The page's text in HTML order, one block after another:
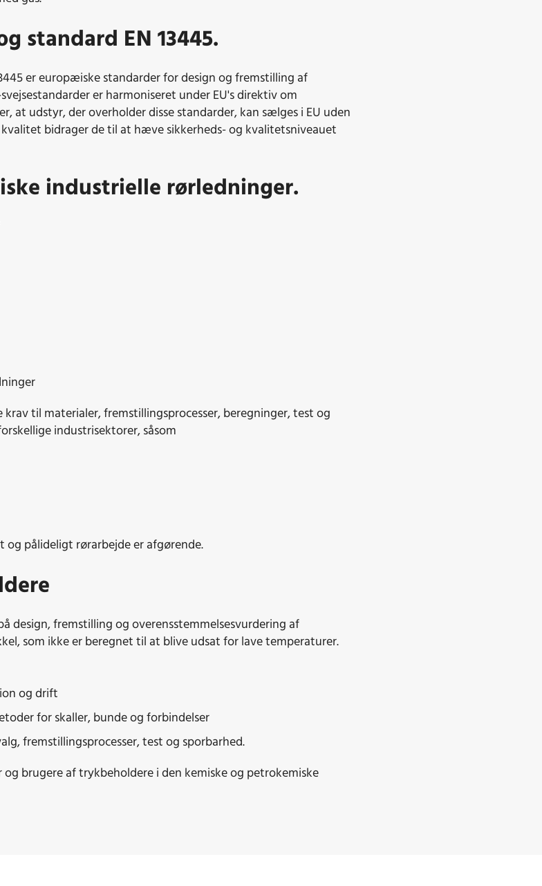
standard EN 13445.
er europæiske standarder for design og fremstilling af
er harmoniseret under EU's direktiv om
at udstyr, der overholder disse standarder, kan sælges i EU uden
bidrager de til at hæve sikkerheds- og kvalitetsniveauet
industrielle rørledninger.
til materialer, fremstillingsprocesser, beregninger, test og
industrisektorer, såsom
og pålideligt rørarbejde er afgørende.
design, fremstilling og overensstemmelsesvurdering af
som ikke er beregnet til at blive udsat for lave temperaturer.
og drift
for skaller, bunde og forbindelser
fremstillingsprocesser, test og sporbarhed.
brugere af trykbeholdere i den kemiske og petrokemiske